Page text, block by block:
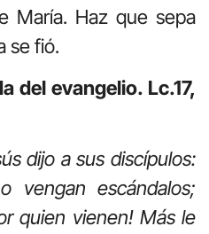
María. Haz que sepa
se fió.
del evangelio. Lc.17,
dijo a sus discípulos:
vengan escándalos;
quien vienen! Más le